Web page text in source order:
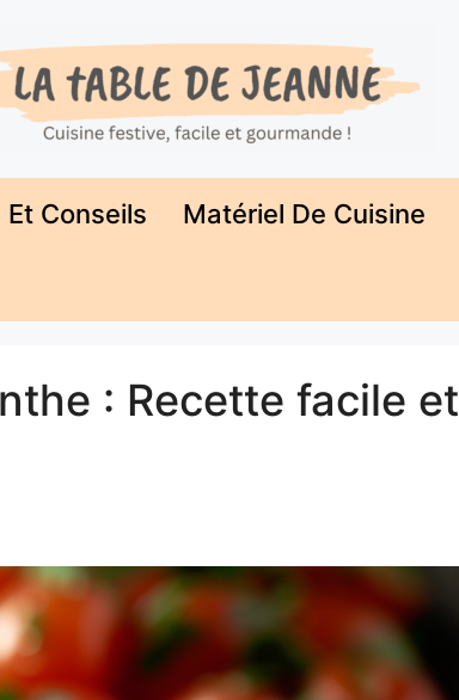
Conseils Matériel De Cuisine
: Recette facile et